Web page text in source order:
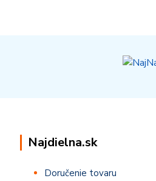
Najdielna.sk
Doručenie tovaru